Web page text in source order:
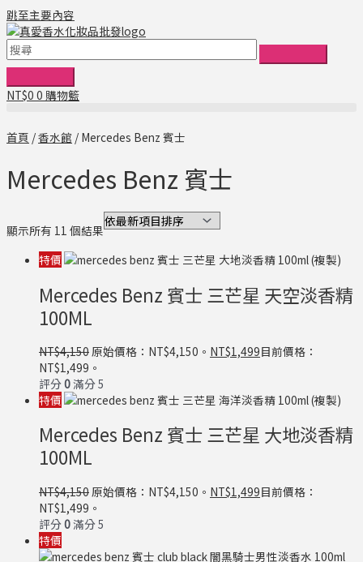
跳至主要內容
NT$0 0 購物籃
首頁 /香水館 / Mercedes Benz 賓士
Mercedes Benz 賓士
顯示所有 11 個結果
特價
Mercedes Benz 賓士 三芒星 天空淡香精
100ML
NT$4,150 原始價格：NT$4,150。 NT$1,499目前價格：
NT$1,499。
評分 0滿分 5
特價
Mercedes Benz 賓士 三芒星 大地淡香精
100ML
NT$4,150 原始價格：NT$4,150。 NT$1,499目前價格：
NT$1,499。
評分 0滿分 5
特價